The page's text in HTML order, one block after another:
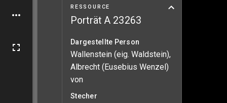
RESSOURCE
Porträt A 23263
Dargestellte Person
Wallenstein (eig. Waldstein),
Albrecht (Eusebius Wenzel)
von
Stecher